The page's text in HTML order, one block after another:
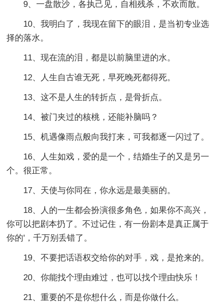
9、一盘散沙，各执己见，自相残杀，不欢而散。
10、我明白了，我现在留下的眼泪，是当初专业选
择的落水。
11、现在流的泪，都是以前脑里进的水。
12、人生自古谁无死，早死晚死都得死。
13、这不是人生的转折点，是骨折点。
14、被门夹过的核桃，还能补脑吗？
15、机遇像雨点般向我打来，可我都逐一闪过了。
16、人生如戏，爱的是一个，结婚生子的又是另一
个。很正常。
17、天使与你同在，你永远是最美丽的。
18、人的一生都会扮演很多角色，如果你不高兴，
你可以把剧本扔了。不过记住，有一份剧本是真正属于
你的'，千万别丢错了。
19、不要把话语权交给你的对手，戏，是抢来的。
20、你能找个理由难过，也可以找个理由快乐！
21、重要的不是你想什么，而是你做什么。